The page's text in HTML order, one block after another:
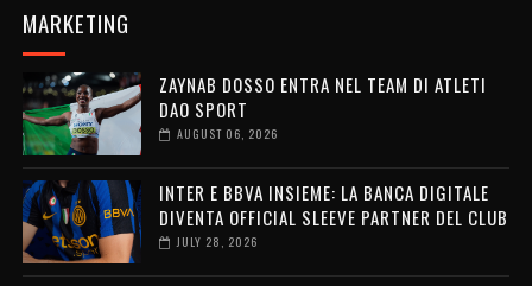
MARKETING
ZAYNAB DOSSO ENTRA NEL TEAM DI ATLETI
DAO SPORT
AUGUST 06, 2026
INTER E BBVA INSIEME: LA BANCA DIGITALE
DIVENTA OFFICIAL SLEEVE PARTNER DEL CLUB
JULY 28, 2026